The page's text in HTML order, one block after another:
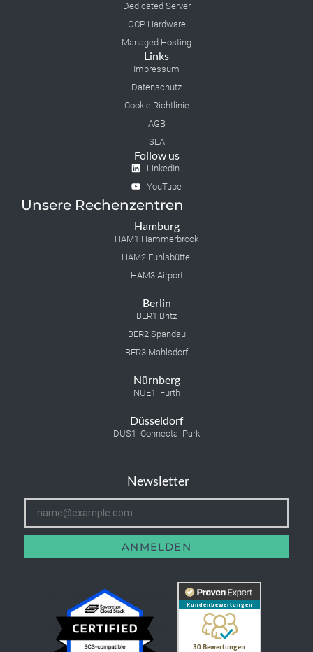
Dedicated Server
OCP Hardware
Managed Hosting
Links
Impressum
Datenschutz
Cookie Richtlinie
AGB
SLA
Follow us
LinkedIn
YouTube
Unsere Rechenzentren
Hamburg
HAM1 Hammerbrook
HAM2 Fuhlsbüttel
HAM3 Airport
Berlin
BER1 Britz
BER2 Spandau
BER3 Mahlsdorf
Nürnberg
NUE1 Fürth
Düsseldorf
DUS1 Connecta Park
Newsletter
ANMELDEN